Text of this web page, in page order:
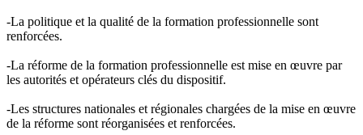
-La politique et la qualité de la formation professionnelle sont
renforcées.
-La réforme de la formation professionnelle est mise en œuvre par
les autorités et opérateurs clés du dispositif.
-Les structures nationales et régionales chargées de la mise en œuvre
de la réforme sont réorganisées et renforcées.